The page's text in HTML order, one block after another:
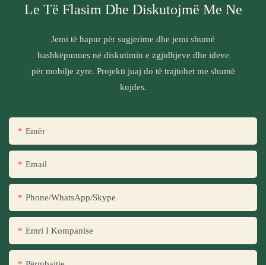
Le Të Flasim Dhe Diskutojmë Me Ne
Jemi të hapur për sugjerime dhe jemi shumë
bashkëpunues në diskutimin e zgjidhjeve dhe ideve
për mobilje zyre. Projekti juaj do të trajtohet me shumë
kujdes.
Emër
Email
Phone/WhatsApp/Skype
Emri I Kompanise